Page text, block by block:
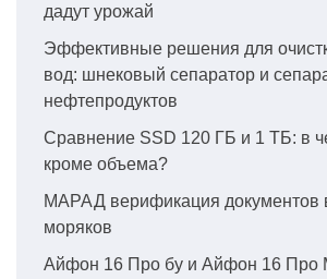
дадут урожай
Эффективные решения для
вод: шнековый сепаратор и
нефтепродуктов
Сравнение SSD 120 ГБ и 1 ТБ: в
кроме объема?
МАРАД верификация документов
моряков
Айфон 16 Про бу и Айфон 16 Про